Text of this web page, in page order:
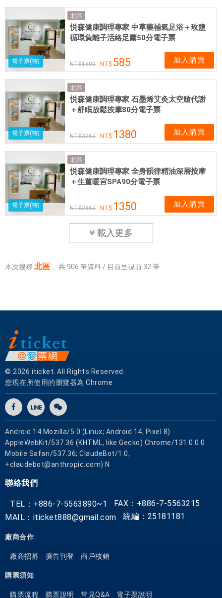
電子票(特)
北區
悦森健康調理專家 中草藥補氣足浴＋玫鹽
循環負離子活絡足薰50分電子票
1600 585 加入購買
電子票(特)
北區
悦森健康調理專家 石墨烯艾灸太空艙代謝
＋舒眠放鬆按摩80分電子票
3250 1380 加入購買
電子票(特)
北區
悦森健康調理專家 全身韻律精油深層按摩
＋生薑暖宮SPA90分電子票
2650 1350 加入購買
載入更多
本次搜尋 北區 ， 共 906 筆資料 / 目前呈現前 32 筆
© 2026 iticket. All Rights Reserved.
您現在所使用的瀏覽器為 Chrome
Android 14 Mozilla/5.0 (Linux; Android 14; Pixel 8)
AppleWebKit/537.36 (KHTML, like Gecko) Chrome/131.0.0.0
Mobile Safari/537.36; ClaudeBot/1.0;
+claudebot@anthropic.com) N
聯絡我們
TEL：+886-7-5563890~1
FAX：+886-7-5563215
MAIL：iticket888@gmail.com
統編：25181181
廠商合作
廠商招募 廣告刊登 商戶核銷
購票須知
購票流程 購票說明 常見Q&A 電子票說明